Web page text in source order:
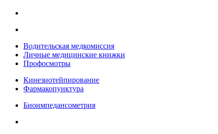
Водительская медкомиссия
Личные медицинские книжки
Профосмотры
Кинезиотейпирование
Фармакопунктура
Биоимпедансометрия